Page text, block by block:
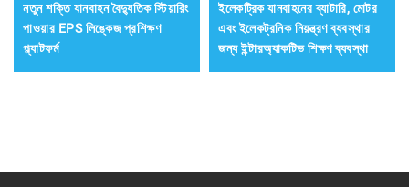
নতুন শক্তি যানবাহন বৈদ্যুতিক স্টিয়ারিং
পাওয়ার EPS লিঙ্কেজ প্রশিক্ষণ
প্ল্যাটফর্ম
ইলেকট্রিক যানবাহনের ব্যাটারি, মোটর
এবং ইলেকট্রনিক নিয়ন্ত্রণ ব্যবস্থার
জন্য ইন্টারঅ্যাকটিভ শিক্ষণ ব্যবস্থা